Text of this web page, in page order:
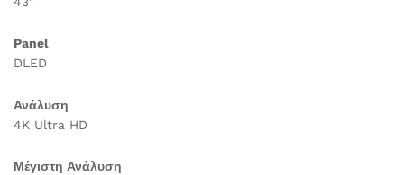
Panel
DLED
Ανάλυση
4K Ultra HD
Μέγιστη Ανάλυση